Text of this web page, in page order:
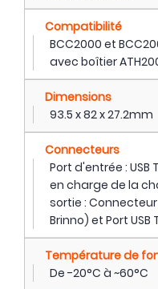
Compatibilité
BCC2000 et
avec boîtier
Dimensions
93.5 x 82 x 27.2mm
Connecteurs
Port d'entrée :
en charge de la
sortie :
Brinno) et Port USB
Température de
De -20°C à ~60°C